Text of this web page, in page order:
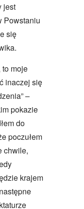
jest
Powstaniu
się
to moje
inaczej się
–
pokazie
do
poczułem
chwile,
krajem